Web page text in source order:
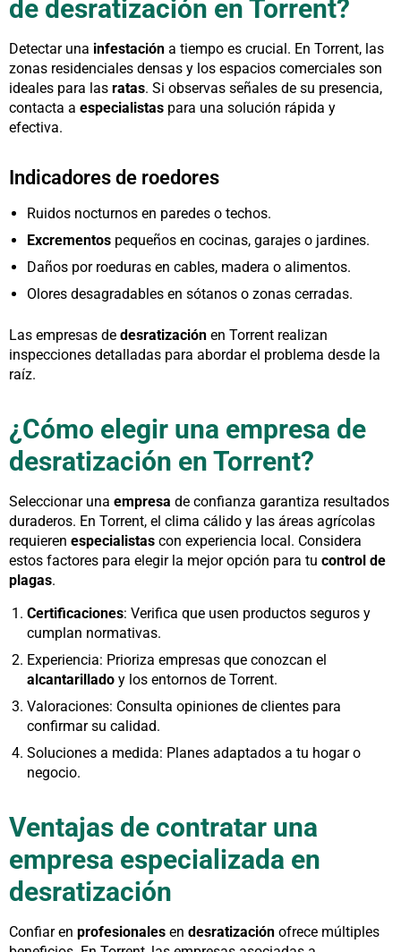
de desratización en Torrent?
Detectar una infestación a tiempo es crucial. En Torrent, las
zonas residenciales densas y los espacios comerciales son
ideales para las ratas. Si observas señales de su presencia,
contacta a especialistas para una solución rápida y
efectiva.
Indicadores de roedores
Ruidos nocturnos en paredes o techos.
Excrementos pequeños en cocinas, garajes o jardines.
Daños por roeduras en cables, madera o alimentos.
Olores desagradables en sótanos o zonas cerradas.
Las empresas de desratización en Torrent realizan
inspecciones detalladas para abordar el problema desde la
raíz.
¿Cómo elegir una empresa de
desratización en Torrent?
Seleccionar una empresa de confianza garantiza resultados
duraderos. En Torrent, el clima cálido y las áreas agrícolas
requieren especialistas con experiencia local. Considera
estos factores para elegir la mejor opción para tu control de
plagas.
Certificaciones: Verifica que usen productos seguros y
cumplan normativas.
Experiencia: Prioriza empresas que conozcan el
alcantarillado y los entornos de Torrent.
Valoraciones: Consulta opiniones de clientes para
confirmar su calidad.
Soluciones a medida: Planes adaptados a tu hogar o
negocio.
Ventajas de contratar una
empresa especializada en
desratización
Confiar en profesionales en desratización ofrece múltiples